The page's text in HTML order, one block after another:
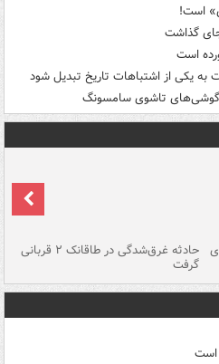
است!
است
یکی از اشتباهات تاریخ تبدیل شود
تاشوی سامسونگ
جای حادثه غرق‌شدگی در طاقانک ۲ قربانی
گرفت
است